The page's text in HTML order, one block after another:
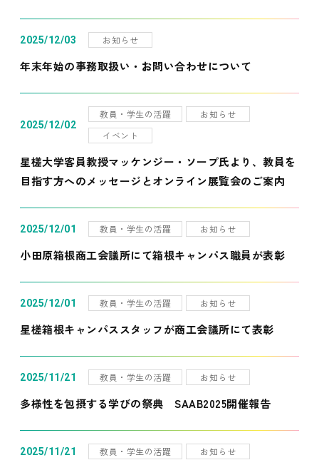
2025/12/03 お知らせ
年末年始の事務取扱い・お問い合わせについて
2025/12/02
教員・学生の活躍
お知らせ
イベント
星槎大学客員教授マッケンジー・ソープ氏より、教員を
目指す方へのメッセージとオンライン展覧会のご案内
2025/12/01 教員・学生の活躍 お知らせ
小田原箱根商工会議所にて箱根キャンパス職員が表彰
2025/12/01 教員・学生の活躍 お知らせ
星槎箱根キャンパススタッフが商工会議所にて表彰
2025/11/21 教員・学生の活躍 お知らせ
多様性を包摂する学びの祭典 SAAB2025開催報告
2025/11/21 教員・学生の活躍 お知らせ